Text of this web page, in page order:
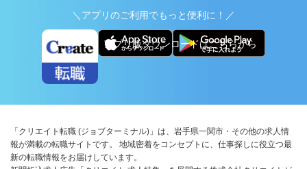
＼アプリのご利用でもっと便利に！／
アプリ版ダウンロードはこちらから
「クリエイト転職 (ジョブターミナル)」は、岩手県一関市・その他の求人情
報が満載の転職サイトです。 地域密着をコンセプトに、仕事探しに役立つ最
新の転職情報をお届けしています。